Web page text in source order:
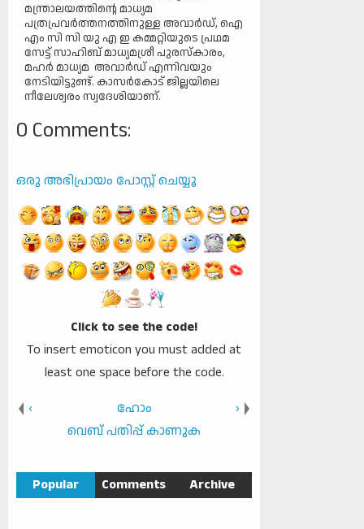
മന്ത്രാലയത്തിന്റെ മാധ്യമ
പത്രപ്രവർത്തനത്തിനുള്ള അവാർഡ്, ഐ
എം സി സി യു എ ഇ കമ്മറ്റിയുടെ പ്രഥമ
സേട്ട് സാഹിബ് മാധ്യമശ്രീ പുരസ്‌കാരം,
മഹർ മാധ്യമ അവാർഡ് എന്നിവയും
നേടിയിട്ടുണ്ട്. കാസർകോട് ജില്ലയിലെ
നീലേശ്വരം സ്വദേശിയാണ്.
0 Comments:
ഒരു അഭിപ്രായം പോസ്റ്റ് ചെയ്യൂ
Click to see the code!
To insert emoticon you must added at
least one space before the code.
‹
›
ഹോം
വെബ് പതിപ്പ് കാണുക
Popular Comments Archive